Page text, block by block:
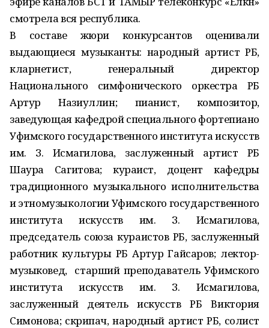
смотрела вся республика.
В составе жюри конкурсантов оценивали
выдающиеся музыканты: народный артист РБ,
кларнетист, генеральный директор
Национального симфонического оркестра РБ
Артур Назиуллин; пианист, композитор,
заведующая кафедрой специального фортепиано
Уфимского государственного института искусств
им. З. Исмагилова, заслуженный артист РБ
Шаура Сагитова; кураист, доцент кафедры
традиционного музыкального исполнительства
и этномузыкологии Уфимского государственного
института искусств им. З. Исмагилова,
председатель союза кураистов РБ, заслуженный
работник культуры РБ Артур Гайсаров; лектор-
музыковед, старший преподаватель Уфимского
института искусств им. З. Исмагилова,
заслуженный деятель искусств РБ Виктория
Симонова; скрипач, народный артист РБ, солист